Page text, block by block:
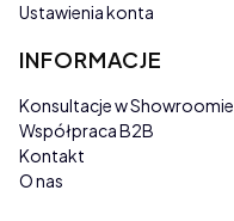
Ustawienia konta
INFORMACJE
Konsultacje w Showroomie
Współpraca B2B
Kontakt
O nas